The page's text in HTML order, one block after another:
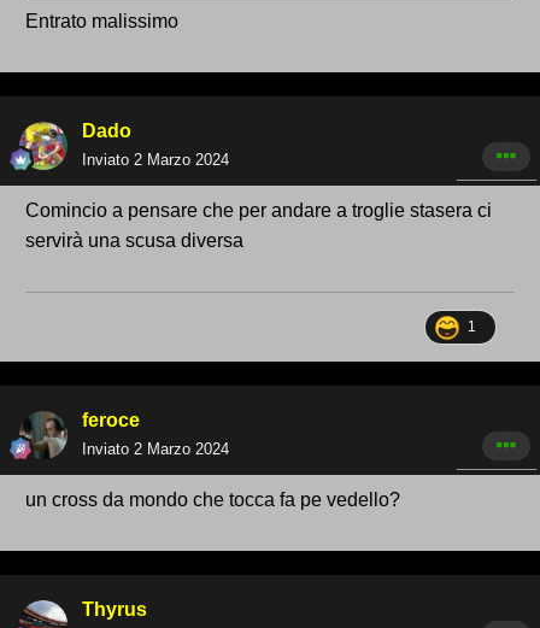
Entrato malissimo
Dado
Inviato 2 Marzo 2024
Comincio a pensare che per andare a troglie stasera ci
servirà una scusa diversa
1
feroce
Inviato 2 Marzo 2024
un cross da mondo che tocca fa pe vedello?
Thyrus